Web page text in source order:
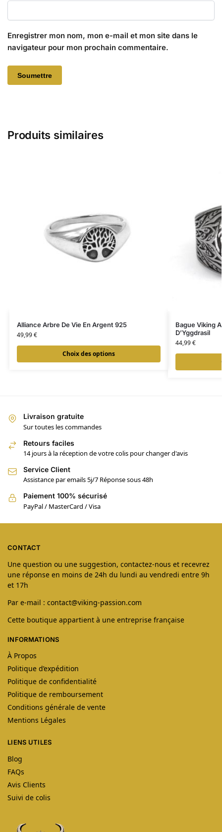
Enregistrer mon nom, mon e-mail et mon site dans le
navigateur pour mon prochain commentaire.
Produits similaires
Alliance Arbre De Vie En Argent 925
49,99€
Choix des options
Bague Viking
D’Yggdrasil
44,99€
Livraison gratuite
Sur toutes les commandes
Retours faciles
14 jours à la réception de votre colis pour changer d'avis
Service Client
Assistance par emails 5j/7 Réponse sous 48h
Paiement 100% sécurisé
PayPal / MasterCard / Visa
CONTACT
Une question ou une suggestion, contactez-nous et recevrez
une réponse en moins de 24h du lundi au vendredi entre 9h
et 17h
Par e-mail : contact@viking-passion.com
Cette boutique appartient à une entreprise française
INFORMATIONS
À Propos
Politique d’expédition
Politique de confidentialité
Politique de remboursement
Conditions générale de vente
Mentions Légales
LIENS UTILES
Blog
FAQs
Avis Clients
Suivi de colis